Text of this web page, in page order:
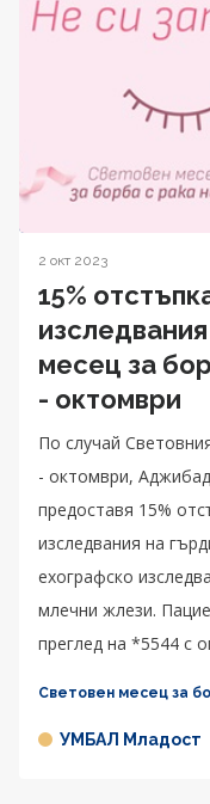
2 окт 2023
15%
месец за
- октомври
По случай
- октомври,
предоставя 15%
изследвания на
ехографско
млечни жлези.
преглед на *5544 с
Световен месец за
УМБАЛ Младост